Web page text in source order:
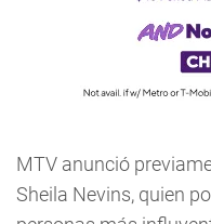
MTV anunció
Sheila Nevins, quien